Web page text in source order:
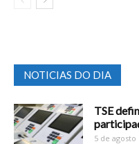
NOTICIAS DO DIA
TSE
5 de agosto